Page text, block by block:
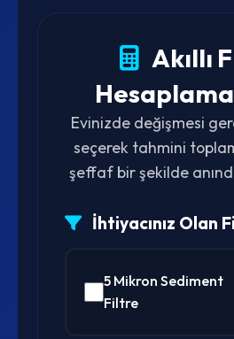
Akıllı
Evinizde değişmesi
seçerek tahmini
şeffaf bir şekilde
İhtiyacınız Olan
5 Mikron Sediment
Filtre